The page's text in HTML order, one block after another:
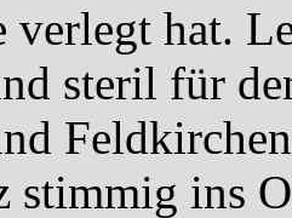
verlegt hat.
steril für
stimmig ins